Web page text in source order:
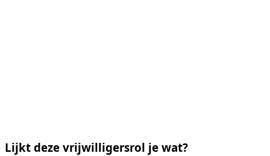
Lijkt deze vrijwilligersrol je wat?